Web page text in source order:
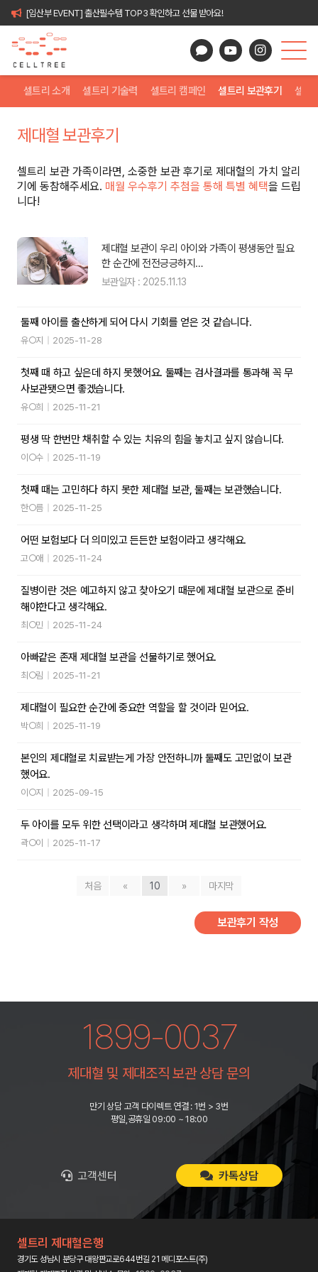
[임산부 EVENT] 출산필수템 TOP3 확인하고 선물 받아요!
셀트리 소개 셀트리 기술력 셀트리 캠페인 셀트리 보관후기 셀트
제대혈 보관후기
셀트리 보관 가족이라면, 소중한 보관 후기로 제대혈의 가치 알리
기에 동참해주세요. 매월 우수후기 추첨을 통해 특별 혜택을 드립
니다!
제대혈 보관이 우리 아이와 가족이 평생동안 필요
한 순간에 전전긍긍하지…
보관일자 : 2025.11.13
둘째 아이를 출산하게 되어 다시 기회를 얻은 것 같습니다.
유○지 2025-11-28
첫째 때 하고 싶은데 하지 못했어요. 둘째는 검사결과를 통과해 꼭 무
사보관됏으면 좋겠습니다.
유○희 2025-11-21
평생 딱 한번만 채취할 수 있는 치유의 힘을 놓치고 싶지 않습니다.
이○수 2025-11-19
첫째 때는 고민하다 하지 못한 제대혈 보관, 둘째는 보관했습니다.
한○름 2025-11-25
어떤 보험보다 더 의미있고 든든한 보험이라고 생각해요.
고○애 2025-11-24
질병이란 것은 예고하지 않고 찾아오기 때문에 제대혈 보관으로 준비
해야한다고 생각해요.
최○민 2025-11-24
아빠같은 존재 제대혈 보관을 선물하기로 했어요.
최○림 2025-11-21
제대혈이 필요한 순간에 중요한 역할을 할 것이라 믿어요.
박○희 2025-11-19
본인의 제대혈로 치료받는게 가장 안전하니까 둘째도 고민없이 보관
했어요.
이○지 2025-09-15
두 아이를 모두 위한 선택이라고 생각하며 제대혈 보관했어요.
곽○이 2025-11-17
처음 « 10 » 마지막
보관후기 작성
1899-0037
제대혈 및 제대조직 보관 상담 문의
만기 상담 고객 다이렉트 연결 : 1번 > 3번
평일,공휴일 09:00 ~ 18:00
고객센터 카톡상담
셀트리 제대혈은행
경기도 성남시 분당구 대왕판교로644번길 21 메디포스트(주)